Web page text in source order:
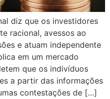
diz que os investidores
racional, avessos ao
e atuam independente
em um mercado
que os indivíduos
a partir das informações
contestações de […]